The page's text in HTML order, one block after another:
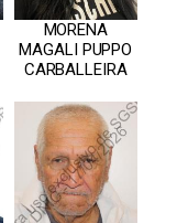
MORENA
MAGALI PUPPO
CARBALLEIRA